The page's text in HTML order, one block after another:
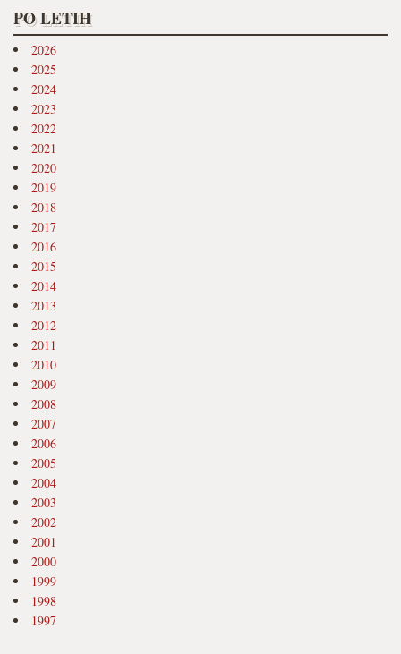
PO LETIH
2026
2025
2024
2023
2022
2021
2020
2019
2018
2017
2016
2015
2014
2013
2012
2011
2010
2009
2008
2007
2006
2005
2004
2003
2002
2001
2000
1999
1998
1997